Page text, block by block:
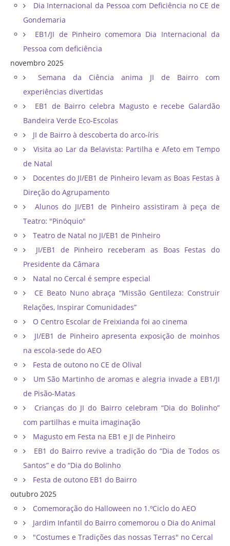
Dia Internacional da Pessoa com Deficiência no CE de
Gondemaria
EB1/JI de Pinheiro comemora Dia Internacional da
Pessoa com deficiência
novembro 2025
Semana da Ciência anima JI de Bairro com
experiências divertidas
EB1 de Bairro celebra Magusto e recebe Galardão
Bandeira Verde Eco-Escolas
JI de Bairro à descoberta do arco-íris
Visita ao Lar da Belavista: Partilha e Afeto em Tempo
de Natal
Docentes do JI/EB1 de Pinheiro levam as Boas Festas à
Direção do Agrupamento
Alunos do JI/EB1 de Pinheiro assistiram à peça de
Teatro: "Pinóquio"
Teatro de Natal no JI/EB1 de Pinheiro
JI/EB1 de Pinheiro receberam as Boas Festas do
Presidente da Câmara
Natal no Cercal é sempre especial
CE Beato Nuno abraça “Missão Gentileza: Construir
Relações, Inspirar Comunidades”
O Centro Escolar de Freixianda foi ao cinema
JI/EB1 de Pinheiro apresenta exposição de moinhos
na escola-sede do AEO
Festa de outono no CE de Olival
Um São Martinho de aromas e alegria invade a EB1/JI
de Pisão-Matas
Crianças do JI do Bairro celebram “Dia do Bolinho”
com partilhas e muita imaginação
Magusto em Festa na EB1 e JI de Pinheiro
EB1 do Bairro revive a tradição do “Dia de Todos os
Santos” e do “Dia do Bolinho
Festa de outono EB1 do Bairro
outubro 2025
Comemoração do Halloween no 1.ºCiclo do AEO
Jardim Infantil do Bairro comemorou o Dia do Animal
"Costumes e Tradições das nossas Terras" no Cercal